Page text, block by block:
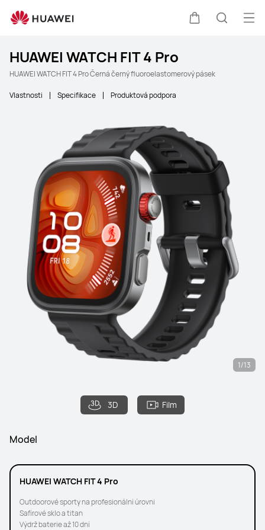
HUAWEI WATCH FIT 4 Pro
HUAWEI WATCH FIT 4 Pro Černá černý fluoroelastomerový pásek
Vlastnosti Specifikace Produktová podpora
3D Film
1/13
Model
HUAWEI WATCH FIT 4 Pro
Outdoorové sporty na profesionální úrovni
Safírové sklo a titan
Výdrž baterie až 10 dní